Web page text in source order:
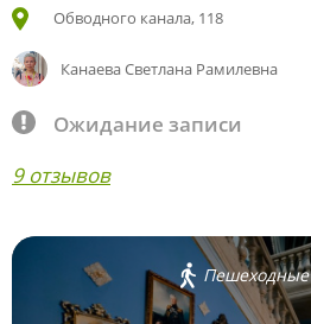
Обводного канала, 118
Канаева Светлана Рамилевна
Ожидание записи
9 отзывов
Пешеходные